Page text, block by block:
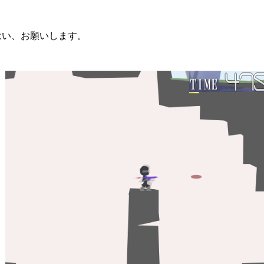
い、お願いします。